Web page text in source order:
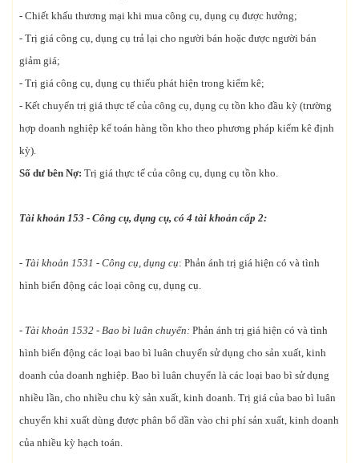
- Chiết khấu thương mại khi mua công cụ, dụng cụ được hưởng;
- Trị giá công cụ, dụng cụ trả lại cho người bán hoặc được người bán
giảm giá;
- Trị giá công cụ, dụng cụ thiếu phát hiện trong kiểm kê;
- Kết chuyển trị giá thực tế của công cụ, dụng cụ tồn kho đầu kỳ (trường
hợp doanh nghiệp kế toán hàng tồn kho theo phương pháp kiểm kê định
kỳ).
Số dư bên Nợ: Trị giá thực tế của công cụ, dụng cụ tồn kho.
Tài khoản 153 - Công cụ, dụng cụ, có 4 tài khoản cấp 2:
- Tài khoản 1531 - Công cụ, dụng cụ: Phản ánh trị giá hiện có và tình
hình biến động các loại công cụ, dụng cụ.
- Tài khoản 1532 - Bao bì luân chuyển: Phản ánh trị giá hiện có và tình
hình biến động các loại bao bì luân chuyển sử dụng cho sản xuất, kinh
doanh của doanh nghiệp. Bao bì luân chuyển là các loại bao bì sử dụng
nhiều lần, cho nhiều chu kỳ sản xuất, kinh doanh. Trị giá của bao bì luân
chuyển khi xuất dùng được phân bổ dần vào chi phí sản xuất, kinh doanh
của nhiều kỳ hạch toán.